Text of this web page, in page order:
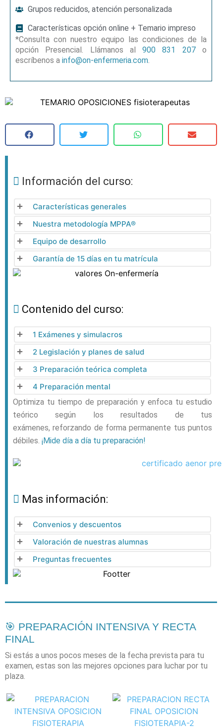
Grupos reducidos, atención personalizada
Características opción online + Temario impreso
*Consulta con nuestro equipo las condiciones de la
opción Presencial. Llámanos al900 831 207o
escríbenos a info@on-enfermeria.com.
Información del curso:
Características generales
Nuestra metodología MPPA®
Equipo de desarrollo
Garantía de 15 días en tu matrícula
Contenido del curso:
1 Exámenes y simulacros
2 Legislación y planes de salud
3 Preparación teórica completa
4 Preparación mental
Optimiza tu tiempo de preparación y enfoca tu estudio
teórico según los resultados de tus
exámenes, reforzando de forma permanente tus puntos
débiles. ¡Mide día a día tu preparación!
Mas información:
Convenios y descuentos
Valoración de nuestras alumnas
Preguntas frecuentes
🎯 PREPARACIÓN INTENSIVA Y RECTA
FINAL
Si estás a unos pocos meses de la fecha prevista para tu
examen, estas son las mejores opciones para luchar por tu
plaza.